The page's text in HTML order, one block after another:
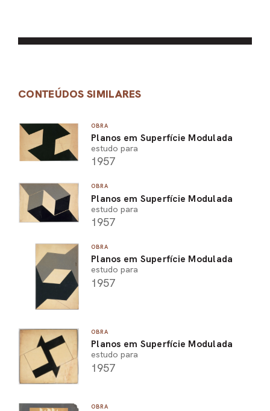
CONTEÚDOS SIMILARES
OBRA
Planos em Superfície Modulada
estudo para
1957
OBRA
Planos em Superfície Modulada
estudo para
1957
OBRA
Planos em Superfície Modulada
estudo para
1957
OBRA
Planos em Superfície Modulada
estudo para
1957
OBRA